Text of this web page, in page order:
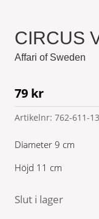
CIRCUS
Affari of Sweden
79 kr
Artikelnr: 762-611-13
Diameter 9 cm
Höjd 11 cm
Slut i lager